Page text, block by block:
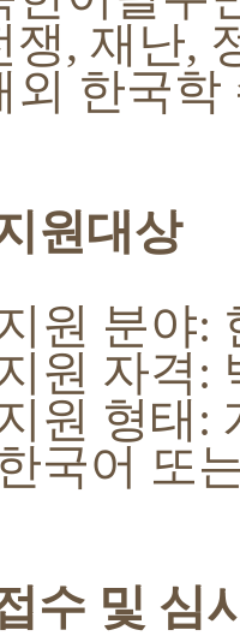
쟁, 재난,
외 한국학
원대상
원 분야:
원 자격:
원 형태:
국어 또
수 및 심